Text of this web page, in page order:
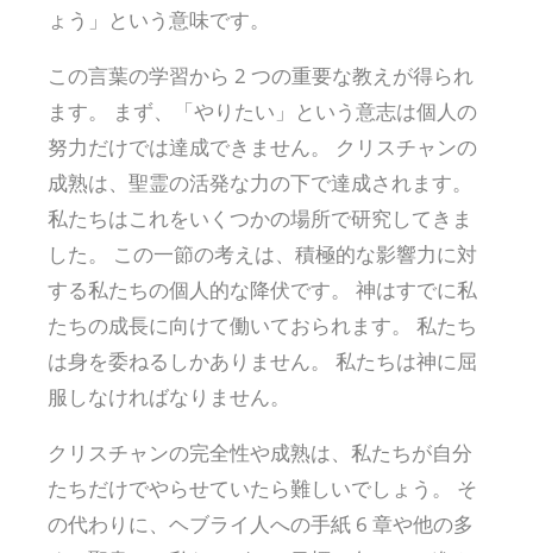
ょう」という意味です。
この言葉の学習から 2 つの重要な教えが得られ
ます。 まず、「やりたい」という意志は個人の
努力だけでは達成できません。 クリスチャンの
成熟は、聖霊の活発な力の下で達成されます。
私たちはこれをいくつかの場所で研究してきま
した。 この一節の考えは、積極的な影響力に対
する私たちの個人的な降伏です。 神はすでに私
たちの成長に向けて働いておられます。 私たち
は身を委ねるしかありません。 私たちは神に屈
服しなければなりません。
クリスチャンの完全性や成熟は、私たちが自分
たちだけでやらせていたら難しいでしょう。 そ
の代わりに、ヘブライ人への手紙 6 章や他の多